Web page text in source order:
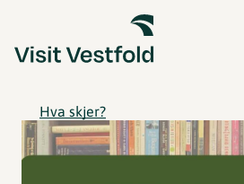
Hva skjer?